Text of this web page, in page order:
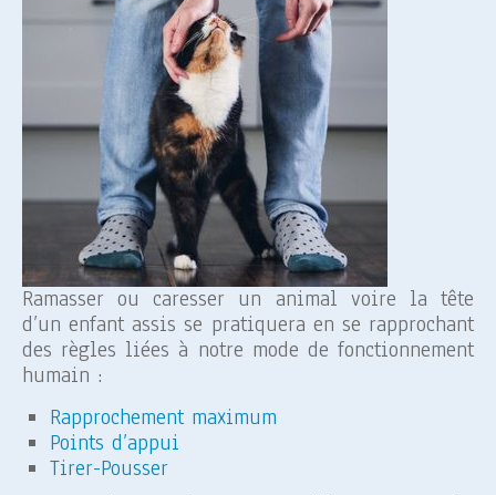
Ramasser ou caresser un animal voire la tête
d’un enfant assis se pratiquera en se rapprochant
des règles liées à notre mode de fonctionnement
humain :
Rapprochement maximum
Points d’appui
Tirer-Pousser